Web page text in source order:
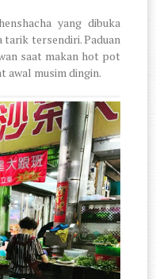
yang dibuka
tarik tersendiri. Paduan
saat makan hot pot
awal musim dingin.